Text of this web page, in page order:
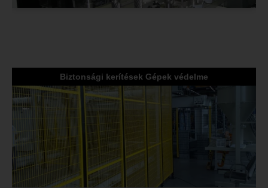
Biztonsági kerítések Gépek védelme